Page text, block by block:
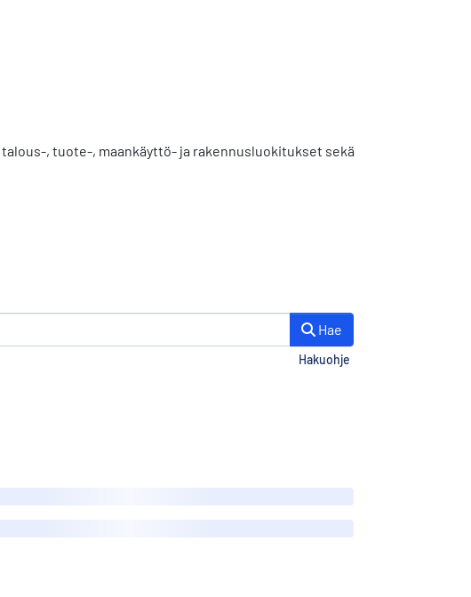
, tuote-, maankäyttö- ja rakennusluokitukset sekä
Hae
Hakuohje